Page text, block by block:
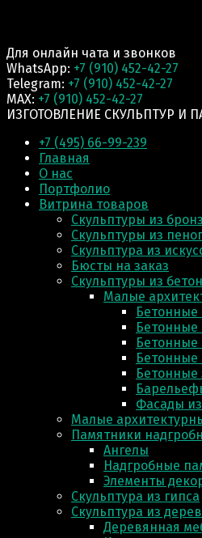
Для онлайн чата и звонков
WhatsApp: +7 (910) 452-42-27
Telegram: +7 (910) 452-42-27
MAX: +7 (910) 452-42-27
ИЗГОТОВЛЕНИЕ СКУЛЬПТУР И
+7 (495) 66-99-239
Главная
О нас
Портфолио
Витрина товаров
Скульптуры из
Скульптуры из
Скульптура из
Бюсты на заказ
Скульптуры из
Малые
Бетонные
Бетонные
Бетонные
Бетонные
Бетонные
Фасады
Малые
Памятники
Ангелы
Надгробные
Элементы
Скульптура из гипса
Скульптура из
Деревянная